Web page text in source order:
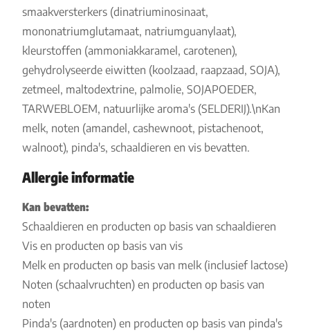
smaakversterkers (dinatriuminosinaat,
mononatriumglutamaat, natriumguanylaat),
kleurstoffen (ammoniakkaramel, carotenen),
gehydrolyseerde eiwitten (koolzaad, raapzaad, SOJA),
zetmeel, maltodextrine, palmolie, SOJAPOEDER,
TARWEBLOEM, natuurlijke aroma's (SELDERIJ).\nKan
melk, noten (amandel, cashewnoot, pistachenoot,
walnoot), pinda's, schaaldieren en vis bevatten.
Allergie informatie
Kan bevatten:
Schaaldieren en producten op basis van schaaldieren
Vis en producten op basis van vis
Melk en producten op basis van melk (inclusief lactose)
Noten (schaalvruchten) en producten op basis van
noten
Pinda's (aardnoten) en producten op basis van pinda's